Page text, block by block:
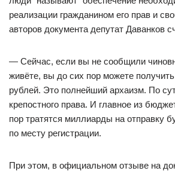
реализации гражданином его прав и
авторов документа депутат Даванков
— Сейчас, если вы не сообщили
живёте, вы до сих пор можете
рублей. Это полнейший архаизм. По
крепостного права. И главное из
пор тратятся миллиарды на отправку
по месту регистрации.
При этом, в официальном отзыве на